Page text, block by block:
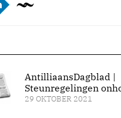
AntilliaansDagblad |
Steunregelingen
29 OKTOBER 2021